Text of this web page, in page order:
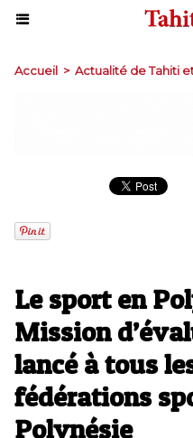
Accueil > Actualité de Tahiti
Le sport en
Mission
lancé à tous
fédérations
Polynésie